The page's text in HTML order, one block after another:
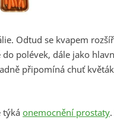
Odtud se kvapem
do polévek, dále jako
připomíná chuť
týká onemocnění prostaty